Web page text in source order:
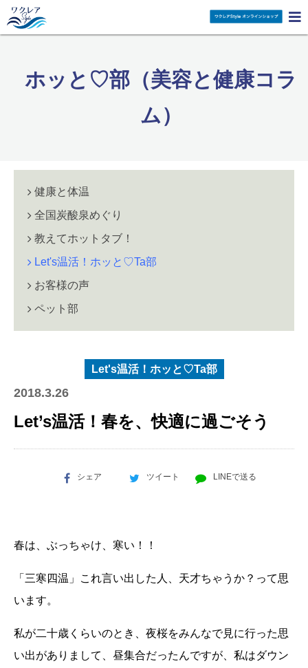

ホッと♡部（美容と健康コラ
ム）
健康と体温
全国炭酸泉めぐり
教えてホットタブ！
Let's温活！ホッと♡Ta部
お客様の声
ペット部
Let's温活！ホッと♡Ta部
2018.3.26
Let’s温活！春を、快適に過ごそう
シェア ツイート LINEで送る
春は、ぶっちゃけ、寒い！！
「三寒四温」これ言い出した人、天才ちゃうか？って思
います。
私が二十歳くらいのとき、夜桜をみんなで見に行った思
い出がありまして、昼集合だったんですが、私はダウン